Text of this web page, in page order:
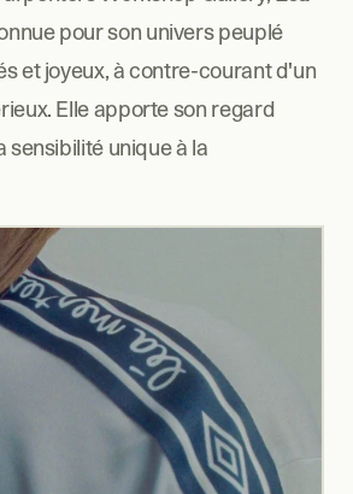
pour son univers peuplé
et joyeux, à contre-courant d'un
Elle apporte son regard
sensibilité unique à la